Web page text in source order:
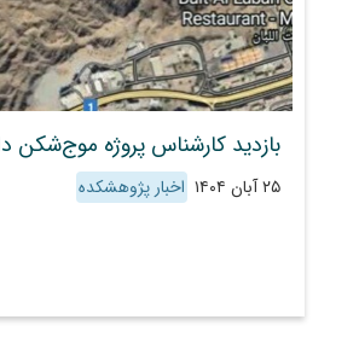
۲۵ آبان ۱۴۰۴ اخبار پژوهشکده